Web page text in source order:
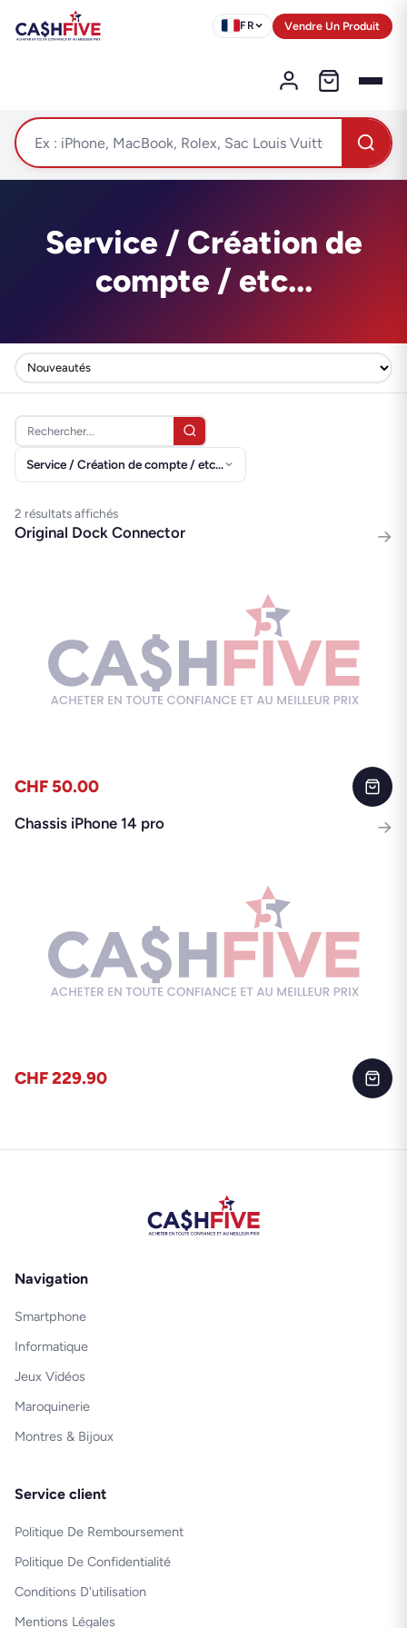
FR Vendre Un Produit
Service / Création de
compte / etc...
Service / Création de compte / etc...
2 résultats affichés
Original Dock Connector →
CHF 50.00
Chassis iPhone 14 pro →
CHF 229.90
Navigation
Smartphone
Informatique
Jeux Vidéos
Maroquinerie
Montres & Bijoux
Service client
Politique De Remboursement
Politique De Confidentialité
Conditions D'utilisation
Mentions Légales